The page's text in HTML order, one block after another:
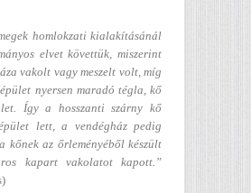
homlokzati kialakításánál
elvet követtük, miszerint
vakolt vagy meszelt volt, míg
nyersen maradó tégla, kő
Így a hosszanti szárny kő
lett, a vendégház pedig
kőnek az őrleményéből készült
kapart vakolatot kapott.”